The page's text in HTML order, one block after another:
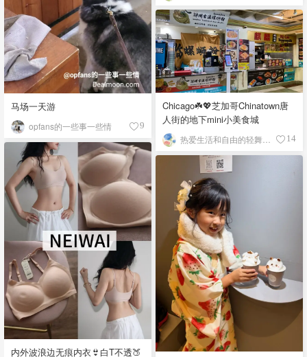
马场一天游
opfans的一些事一些情 9
Chicago☘️💖芝加哥Chinatown唐
人街的地下mini小美食城
14
内外波浪边无痕内衣👙白T不透🍑